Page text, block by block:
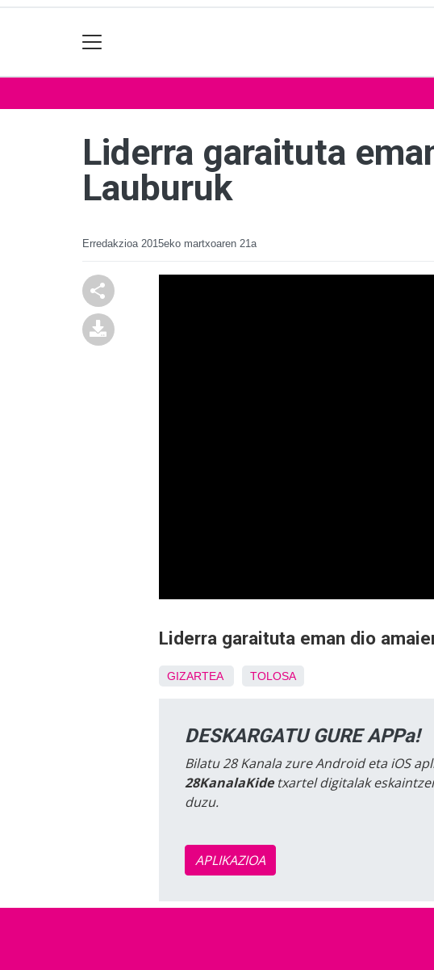
Liderra garaituta
Lauburuk
Erredakzioa 2015eko martxoaren 21a
Liderra garaituta eman dio
GIZARTEA TOLOSA
DESKARGATU GURE APPa!
Bilatu 28 Kanala zure Android eta iOS
28KanalaKidetxartel digitalak
duzu.
APLIKAZIOA